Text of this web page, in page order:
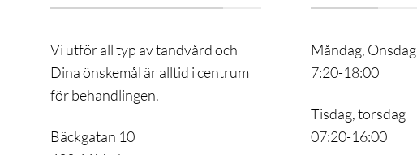
Vi utför all typ av tandvård och
Dina önskemål är alltid i centrum
för behandlingen.
Bäckgatan 10
Måndag, Onsdag
7:20-18:00
Tisdag, torsdag
07:20-16:00